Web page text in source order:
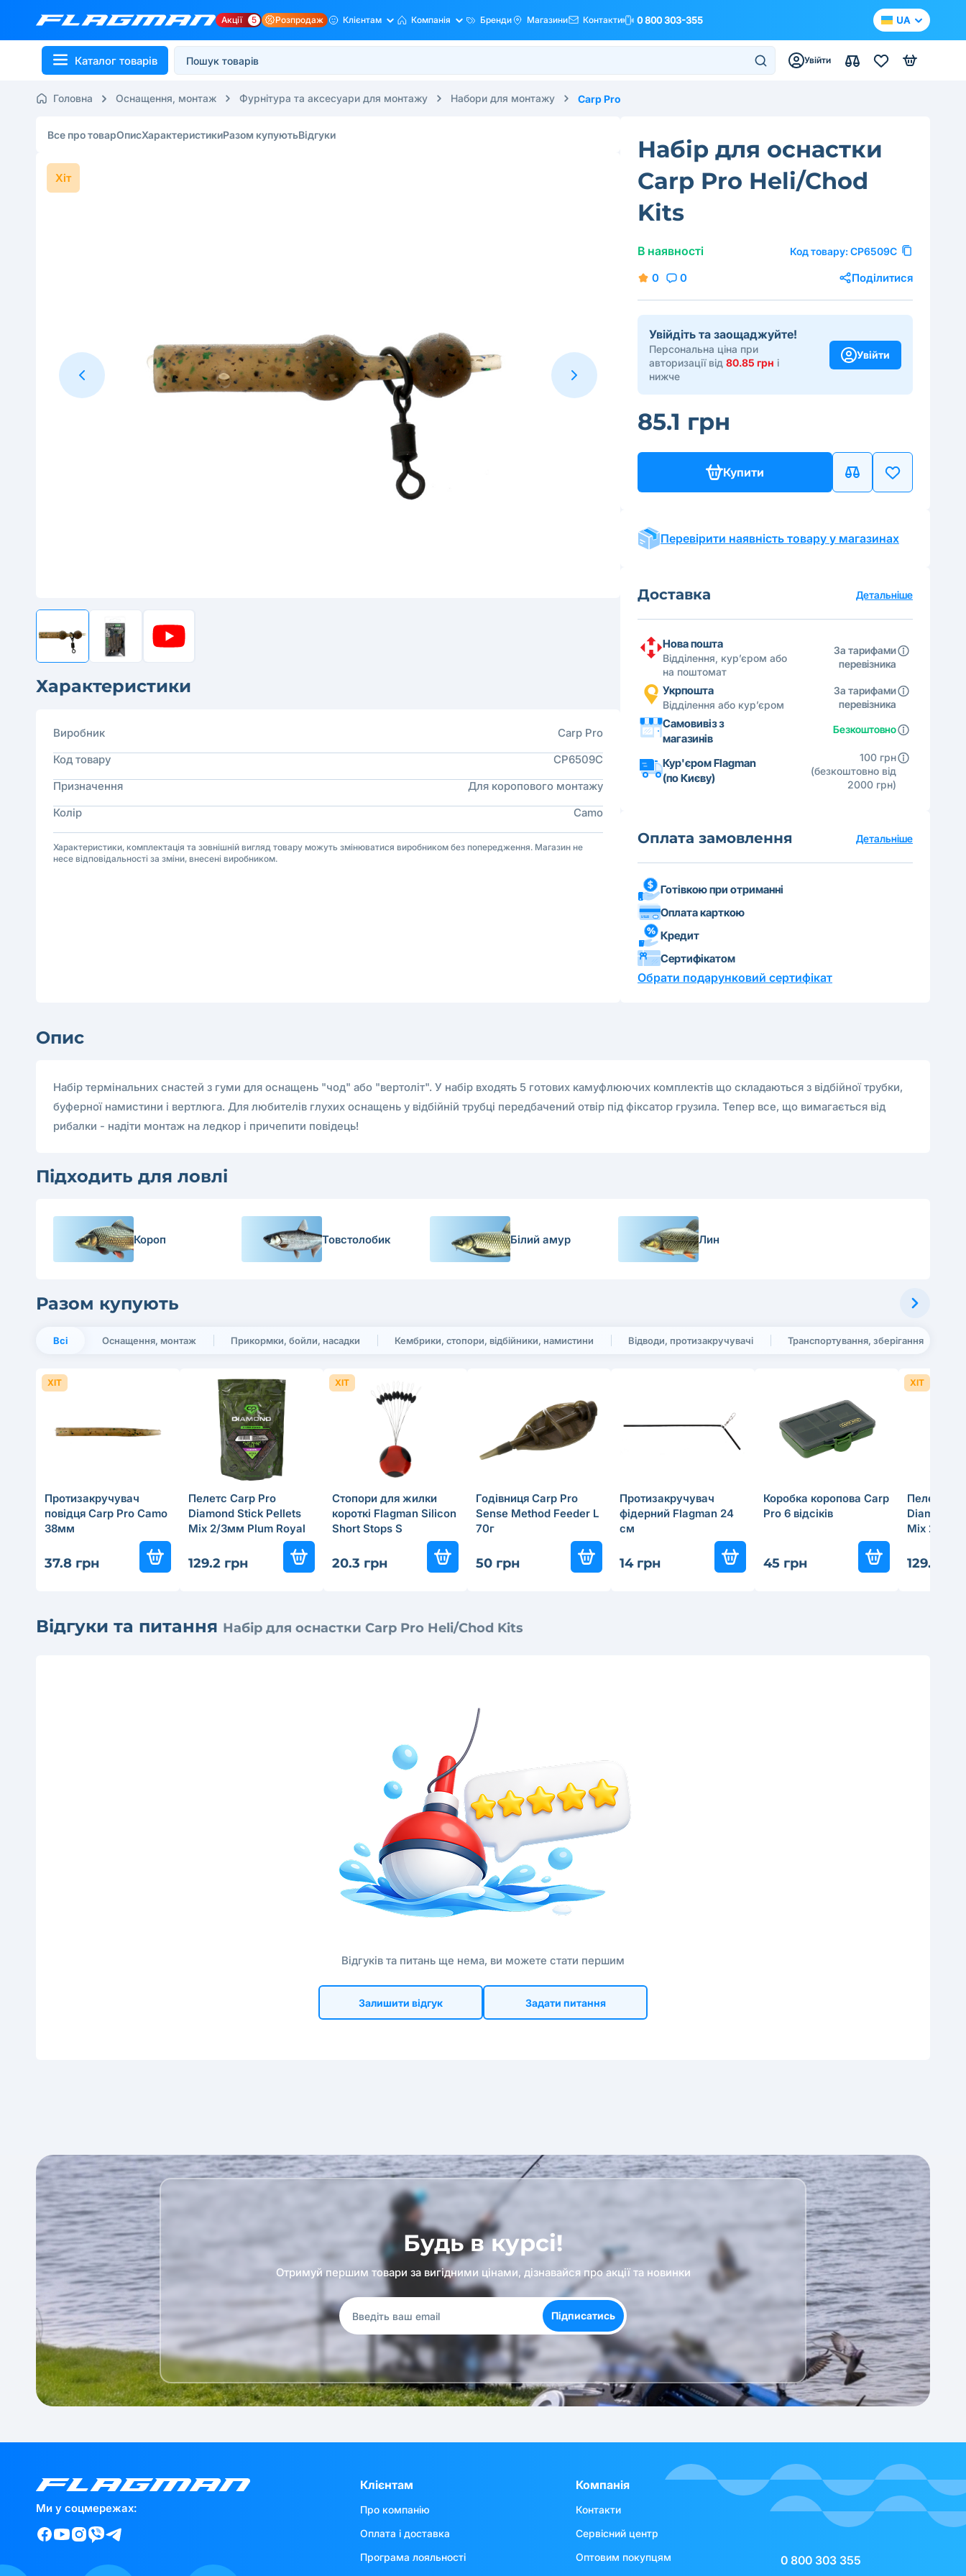
Акції 5 Розпродаж Клієнтам Компанія Бренди Магазини Контакти 0 800 303-355 UA
Каталог товарів Увійти
Головна Оснащення, монтаж Фурнітура та аксесуари для монтажу Набори для монтажу Carp Pro
Все про товарОписХарактеристикиРазом купуютьВідгуки
Хіт
Характеристики
Виробник
Carp Pro
Код товару
CP6509C
Призначення
Для коропового монтажу
Колір
Camo
Характеристики, комплектація та зовнішній вигляд товару можуть змінюватися виробником без попередження. Магазин не
несе відповідальності за зміни, внесені виробником.
Набір для оснастки
Carp Pro Heli/Chod
Kits
В наявності Код товару: CP6509C
0 0 Поділитися
Увійдіть та заощаджуйте!
Персональна ціна при
авторизації від 80.85 грн і
нижче
Увійти
85.1 грн
Купити
Перевірити наявність товару у магазинах
Доставка Детальніше
Нова пошта
Відділення, кур’єром або
на поштомат
За тарифами
перевізника
Укрпошта
Відділення або кур’єром
За тарифами
перевізника
Самовивіз з
магазинів
Безкоштовно
Кур'єром Flagman
(по Києву)
100 грн
(безкоштовно від
2000 грн)
Оплата замовлення Детальніше
Готівкою при отриманні
Оплата карткою
Кредит
Сертифікатом
Обрати подарунковий сертифікат
Опис
Набір термінальних снастей з гуми для оснащень "чод" або "вертоліт". У набір входять 5 готових камуфлюючих комплектів що складаються з відбійної трубки,
буферної намистини і вертлюга. Для любителів глухих оснащень у відбійній трубці передбачений отвір під фіксатор грузила. Тепер все, що вимагається від
рибалки - надіти монтаж на ледкор і причепити повідець!
Підходить для ловлі
Короп Товстолобик Білий амур Лин
Разом купують
Всі Оснащення, монтаж Прикормки, бойли, насадки Кембрики, стопори, відбійники, намистини Відводи, протизакручувачі Транспортування, зберігання
ХІТ
Протизакручувач
повідця Carp Pro Camo
38мм
37.8 грн
Пелетс Carp Pro
Diamond Stick Pellets
Mix 2/3мм Plum Royal
129.2 грн
ХІТ
Стопори для жилки
короткі Flagman Silicon
Short Stops S
20.3 грн
Годівниця Carp Pro
Sense Method Feeder L
70г
50 грн
Протизакручувач
фідерний Flagman 24
см
14 грн
Коробка коропова Carp
Pro 6 відсіків
45 грн
ХІТ
Пелетс
Diamond
Mix 2/3мм
129.2 грн
Відгуки та питання Набір для оснастки Carp Pro Heli/Chod Kits
Відгуків та питань ще нема, ви можете стати першим
Залишити відгук Задати питання
Будь в курсі!
Отримуй першим товари за вигідними цінами, дізнавайся про акції та новинки
Підписатись
Ми у соцмережах:
Клієнтам
Про компанію
Оплата і доставка
Програма лояльності
Компанія
Контакти
Сервісний центр
Оптовим покупцям
0 800 303 355